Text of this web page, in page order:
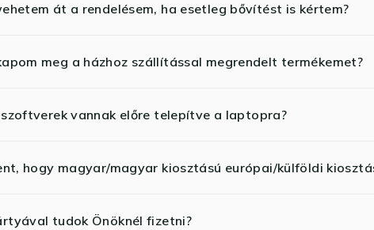
át a rendelésem, ha esetleg bővítést is kértem?
meg a házhoz szállítással megrendelt termékemet?
szoftverek vannak előre telepítve a laptopra?
hogy magyar/magyar kiosztású európai/külföldi
tudok Önöknél fizetni?